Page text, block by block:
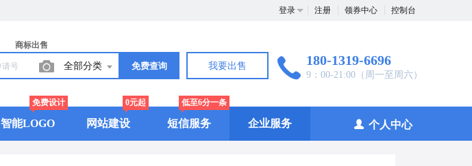
登录 注册 领券中心 控制台
商标出售
全部分类 免费查询 我要出售 180-1319-6696
9：00-21:00（周一至周六）
智能LOGO
免费设计
网站建设
0元起
短信服务
低至6分一条
企业服务 个人中心